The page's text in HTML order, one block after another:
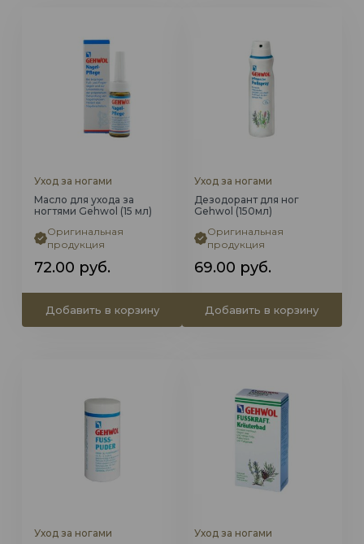
Уход за ногами
Масло для ухода за
ногтями Gehwol (15 мл)
Оригинальная
продукция
72.00 руб.
Добавить в корзину
Уход за ногами
Дезодорант для ног
Gehwol (150мл)
Оригинальная
продукция
69.00 руб.
Добавить в корзину
Уход за ногами
Уход за ногами